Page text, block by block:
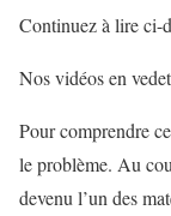
Continuez à lire ci-
Nos vidéos en
Pour comprendre
le problème. Au
devenu l’un des